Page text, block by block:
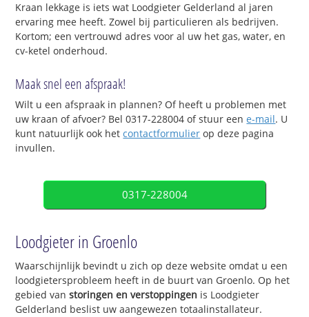
Kraan lekkage is iets wat Loodgieter Gelderland al jaren
ervaring mee heeft. Zowel bij particulieren als bedrijven.
Kortom; een vertrouwd adres voor al uw het gas, water, en
cv-ketel onderhoud.
Maak snel een afspraak!
Wilt u een afspraak in plannen? Of heeft u problemen met
uw kraan of afvoer? Bel 0317-228004 of stuur eene-mail. U
kunt natuurlijk ook hetcontactformulier op deze pagina
invullen.
0317-228004
Loodgieter in Groenlo
Waarschijnlijk bevindt u zich op deze website omdat u een
loodgietersprobleem heeft in de buurt van Groenlo. Op het
gebied vanstoringen en verstoppingen is Loodgieter
Gelderland beslist uw aangewezen totaalinstallateur.